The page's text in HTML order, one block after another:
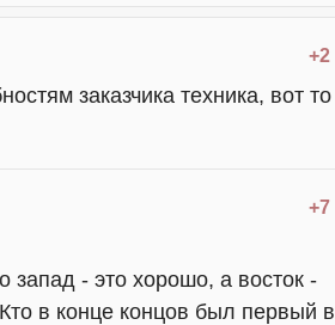
+2
заказчика техника, вот то
+7
- это хорошо, а восток -
в конце концов был первый в